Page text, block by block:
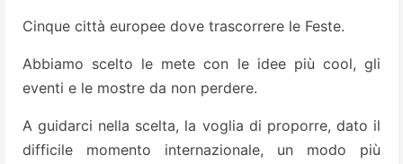
Cinque città europee dove trascorrere le Feste.
Abbiamo scelto le mete con le idee più cool, gli
eventi e le mostre da non perdere.
A guidarci nella scelta, la voglia di proporre, dato il
difficile momento internazionale, un modo più